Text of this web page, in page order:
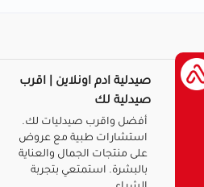
صيدلية ادم اونلاين | اقرب
صيدلية لك
أفضل واقرب صيدليات لك.
استشارات طبية مع عروض
على منتجات الجمال والعناية
بالبشرة. استمتعي بتجربة